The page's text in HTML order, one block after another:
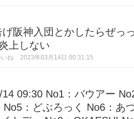
阪神入団とかしたらぜっ
上しない
いね 2023年03月14日 00:31:15
09:30 No1：バウアー
：どぶろっく No6：あ